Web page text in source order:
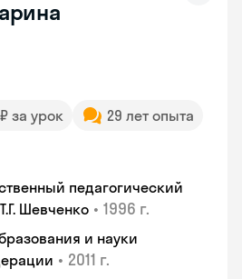
за урок
29 лет опыта
педагогический
Шевченко • 1996 г.
и науки
• 2011 г.